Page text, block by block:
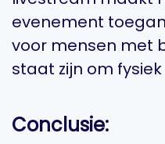
evenement
voor mensen met
staat zijn om
Conclusie: